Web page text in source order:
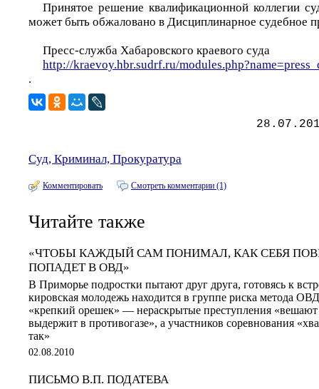
Принятое решение квалификационной коллегии
может быть обжаловано в Дисциплинарное судебное
Пресс-служба Хабаровского краевого суда
http://kraevoy.hbr.sudrf.ru/
.
Суд, Криминал, Прокуратура
Комментировать Смотреть комментарии (1)
Читайте также
«ЧТОБЫ КАЖДЫЙ САМ ПОНИМАЛ, КАК СЕБЯ
ПОПАДЕТ В ОВД»
В Приморье подростки пытают друг друга, готовясь к
кировская молодежь находится в группе риска метода
«крепкий орешек» — нераскрытые преступления
выдержит в противогазе», а участников соревнования
так»
02.08.2010
ПИСЬМО В.П. ПОДАТЕВА